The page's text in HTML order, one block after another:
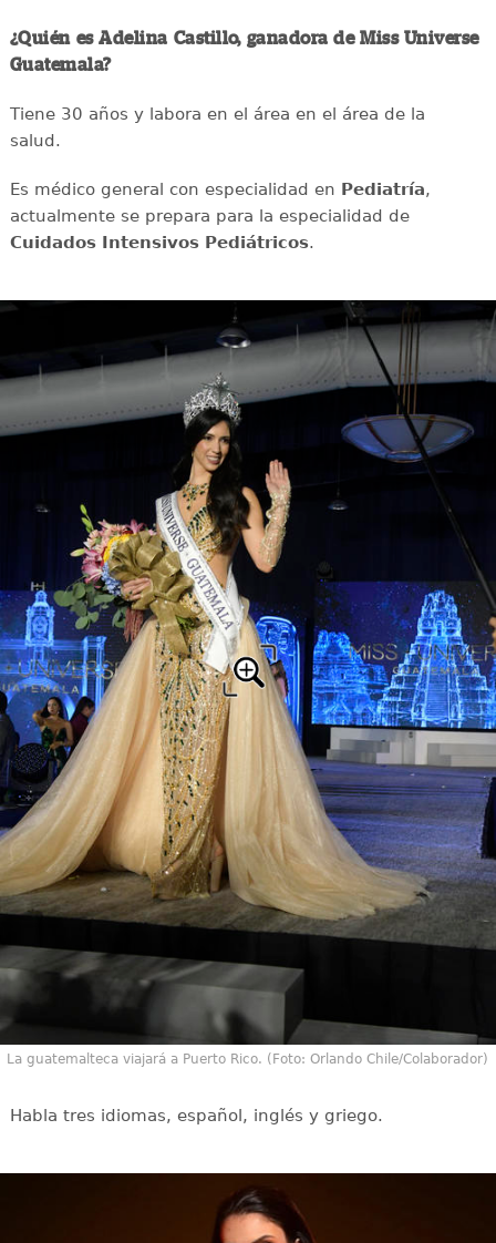
¿Quién es Adelina Castillo, ganadora de Miss Universe
Guatemala?
Tiene 30 años y labora en el área en el área de la
salud.
Es médico general con especialidad en Pediatría,
actualmente se prepara para la especialidad de
Cuidados Intensivos Pediátricos.
La guatemalteca viajará a Puerto Rico. (Foto: Orlando Chile/Colaborador)
Habla tres idiomas, español, inglés y griego.